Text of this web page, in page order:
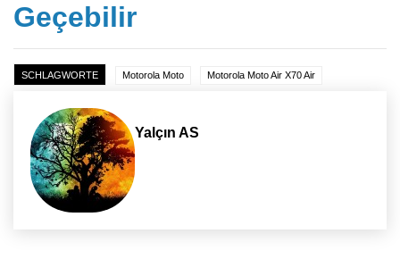
Geçebilir
SCHLAGWORTE Motorola Moto Motorola Moto Air X70 Air
Yalçın AS